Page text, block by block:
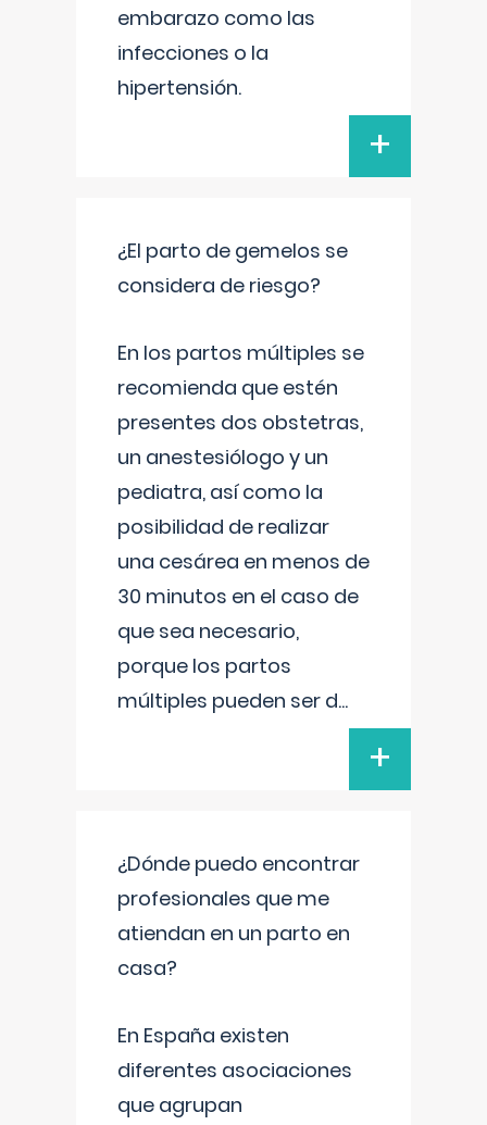
embarazo como las
infecciones o la
hipertensión.
+
¿El parto de gemelos se
considera de riesgo?
En los partos múltiples se
recomienda que estén
presentes dos obstetras,
un anestesiólogo y un
pediatra, así como la
posibilidad de realizar
una cesárea en menos de
30 minutos en el caso de
que sea necesario,
porque los partos
múltiples pueden ser d...
+
¿Dónde puedo encontrar
profesionales que me
atiendan en un parto en
casa?
En España existen
diferentes asociaciones
que agrupan